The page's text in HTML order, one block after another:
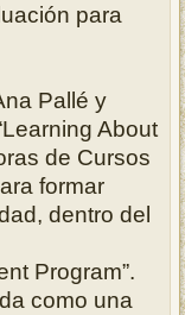
para
Pallé y
About
de Cursos
formar
dentro del
Program”.
como una